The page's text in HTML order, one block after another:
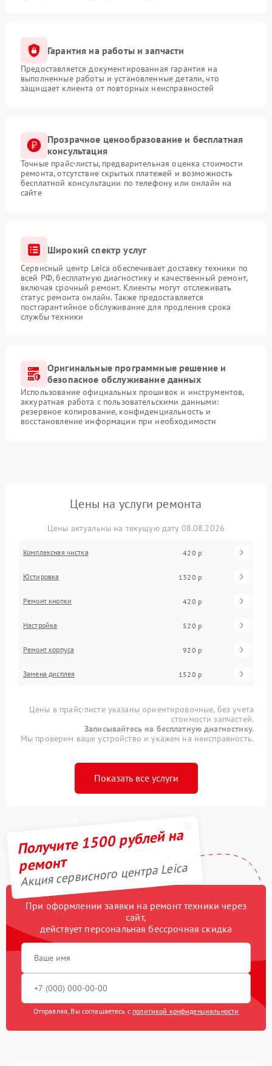
Гарантия на работы и запчасти
Предоставляется документированная гарантия на
выполненные работы и установленные детали, что
защищает клиента от повторных неисправностей
Прозрачное ценообразование и бесплатная
консультация
Точные прайс-листы, предварительная оценка стоимости
ремонта, отсутствие скрытых платежей и возможность
бесплатной консультации по телефону или онлайн на
сайте
Широкий спектр услуг
Сервисный центр Leica обеспечивает доставку техники по
всей РФ, бесплатную диагностику и качественный ремонт,
включая срочный ремонт. Клиенты могут отслеживать
статус ремонта онлайн. Также предоставляется
постгарантийное обслуживание для продления срока
службы техники
Оригинальные программные решение и
безопасное обслуживание данных
Использование официальных прошивок и инструментов,
аккуратная работа с пользовательскими данными:
резервное копирование, конфиденциальность и
восстановление информации при необходимости
Цены на услуги ремонта
Цены актуальны на текущую дату 08.08.2026
Комплексная чистка 420 р
Юстировка 1320 р
Ремонт кнопки 420 р
Настройка 520 р
Ремонт корпуса 920 р
Замена дисплея 1520 р
Цены в прайс-листе указаны ориентировочные, без учета
стоимости запчастей.
Записывайтесь на бесплатную диагностику.
Мы проверим ваше устройство и укажем на неисправность.
Показать все услуги
Получите 1500 рублей на
ремонт
Акция сервисного центра Leica
При оформлении заявки на ремонт техники через
сайт,
действует персональная бессрочная скидка
Отправляя, Вы соглашаетесь с политикой конфиденциальности